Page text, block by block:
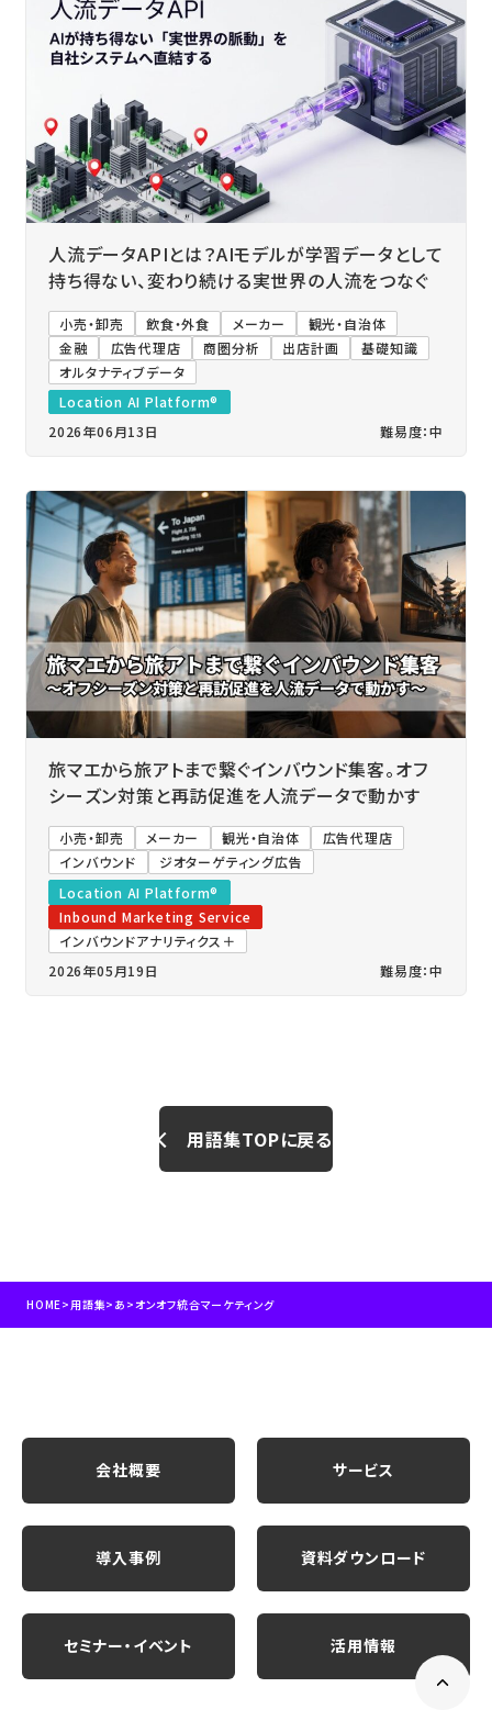
人流データAPIとは？AIモデルが学習データとして
持ち得ない、変わり続ける実世界の人流をつなぐ
小売・卸売 飲食・外食 メーカー
観光・自治体
金融
広告代理店 商圏分析 出店計画
基礎知識
オルタナティブデータ
Location AI Platform®
2026年06月13日
難易度：中
旅マエから旅アトまで繋ぐインバウンド集客。オフ
シーズン対策と再訪促進を人流データで動かす
小売・卸売 メーカー 観光・自治体
広告代理店
インバウンド
ジオターゲティング広告
Location AI Platform®
Inbound Marketing Service
インバウンドアナリティクス＋
2026年05月19日
難易度：中
用語集TOPに戻る
HOME> 用語集> あ >オンオフ統合マーケティング
会社概要 サービス
導入事例 資料ダウンロード
セミナー・イベント 活用情報